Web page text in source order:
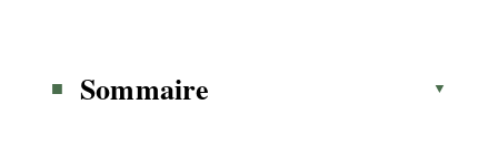
Sommaire